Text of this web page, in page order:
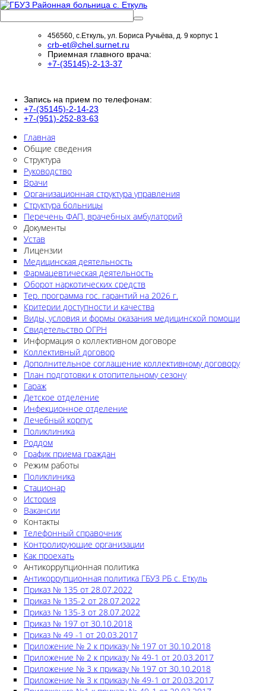
456560, с.Еткуль, ул. Бориса Ручьёва, д. 9 корпус 1
crb-et@chel.surnet.ru
Приемная главного врача:
+7-(35145)-2-13-37
Запись на прием по телефонам:
+7-(35145)-2-14-23
+7-(951)-252-83-63
Главная
Общие сведения
Структура
Руководство
Врачи
Организационная структура управления
Структура больницы
Перечень ФАП, врачебных амбулаторий
Документы
Устав
Лицензии
Медицинская деятельность
Фармацевтическая деятельность
Оборот наркотических средств
Тер. программа гос. гарантий на 2026 г.
Критерии доступности и качества
Виды, условия и формы оказания медицинской помощи
Свидетельство ОГРН
Информация о коллективном договоре
Коллективный договор
Дополнительное соглашение коллективному договору
План подготовки к отопительному сезону
Гараж
Детское отделение
Инфекционное отделение
Лечебный корпус
Поликлиника
Роддом
График приема граждан
Режим работы
Поликлиника
Стационар
История
Вакансии
Контакты
Телефонный справочник
Контролирующие организации
Как проехать
Антикоррупционная политика
Антикоррупционная политика ГБУЗ РБ с. Еткуль
Приказ № 135 от 28.07.2022
Приказ № 135-2 от 28.07.2022
Приказ № 135-3 от 28.07.2022
Приказ № 197 от 30.10.2018
Приказ № 49 -1 от 20.03.2017
Приложение № 2 к приказу № 197 от 30.10.2018
Приложение № 2 к приказу № 49-1 от 20.03.2017
Приложение № 3 к приказу № 197 от 30.10.2018
Приложение № 3 к приказу № 49-1 от 20.03.2017